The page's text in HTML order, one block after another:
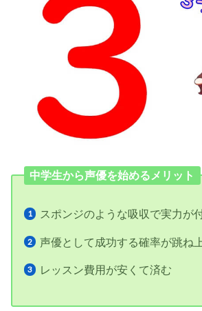
中学生から声優を始めるメリット
スポンジのような吸収で実力が
声優として成功する確率が跳ね
レッスン費用が安くて済む